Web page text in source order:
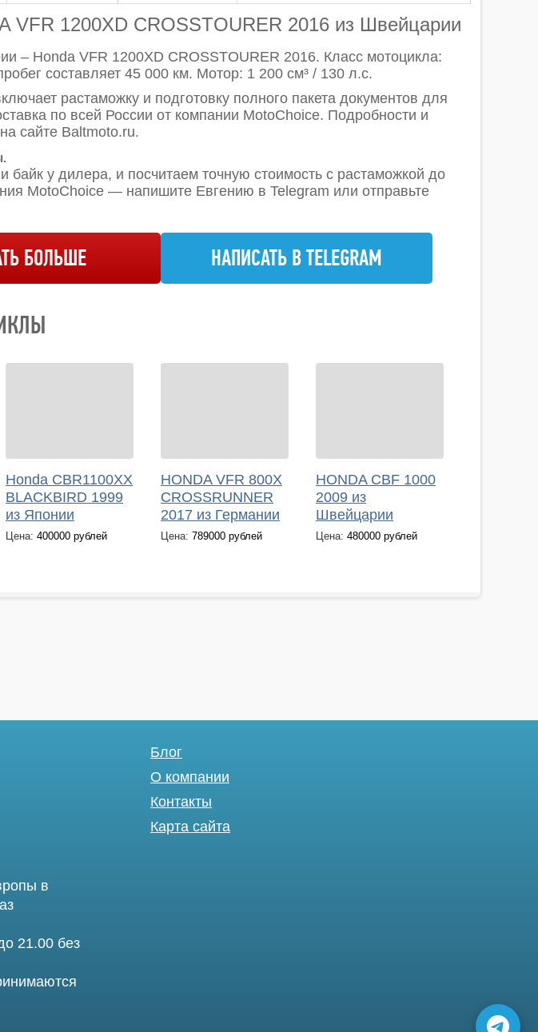
VFR 1200XD CROSSTOURER 2016 из Швейцарии
– Honda VFR 1200XD CROSSTOURER 2016. Класс мотоцикла:
составляет 45 000 км. Мотор: 1 200 см³ / 130 л.с.
растаможку и подготовку полного пакета документов для
по всей России от компании MotoChoice. Подробности и
сайте Baltmoto.ru.
байк у дилера, и посчитаем точную стоимость с растаможкой до
MotoChoice — напишите Евгению в Telegram или отправьте
БОЛЬШЕ НАПИСАТЬ В TELEGRAM
Honda CBR1100XX
BLACKBIRD 1999
из Японии
Цена: 400000 рублей
HONDA VFR 800X
CROSSRUNNER
2017 из Германии
Цена: 789000 рублей
HONDA CBF 1000
2009 из
Швейцарии
Цена: 480000 рублей
в
21.00 без
Блог
О компании
Контакты
Карта сайта